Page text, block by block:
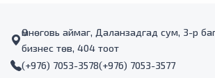
Өмнөговь аймаг, Даланзадгад сум, 3-р
бизнес төв, 404 тоот
(+976) 7053-3578(+976) 7053-3577